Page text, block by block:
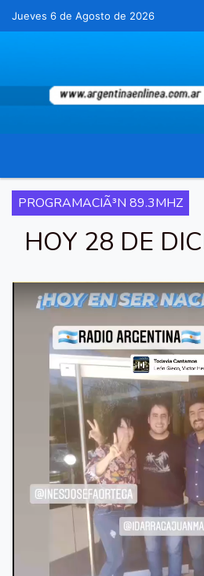
Jueves 6 de Agosto de 2026Hoy es Jueves 6
PROGRAMACIÃ³N 89.3MHZ
HOY 28 DE